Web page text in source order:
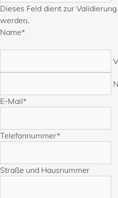
Dieses Feld dient zur
werden.
Name*
E-Mail*
Telefonnummer*
Straße und Hausnummer